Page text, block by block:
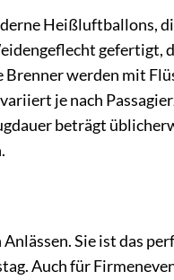
Heißluftballons,
gefertigt,
werden mit
je nach
beträgt
Sie ist das
Auch für